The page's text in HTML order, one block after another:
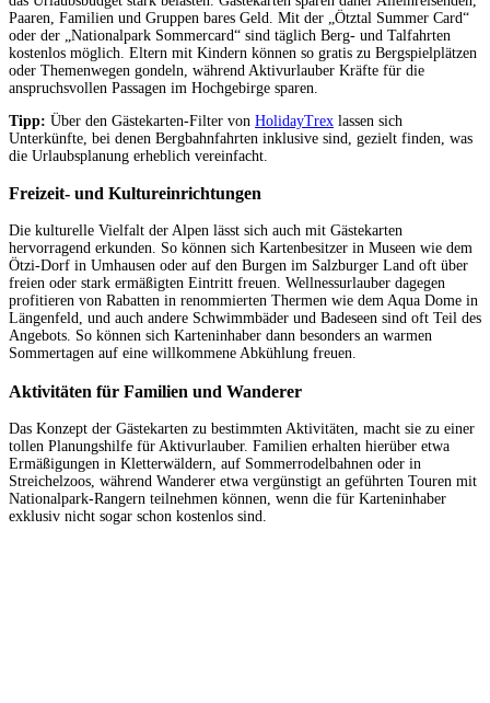
Paaren, Familien und Gruppen bares Geld. Mit der „Ötztal Summer Card“
oder der „Nationalpark Sommercard“ sind täglich Berg- und Talfahrten
kostenlos möglich. Eltern mit Kindern können so gratis zu Bergspielplätzen
oder Themenwegen gondeln, während Aktivurlauber Kräfte für die
anspruchsvollen Passagen im Hochgebirge sparen.
Tipp: Über den Gästekarten-Filter von HolidayTrex lassen sich
Unterkünfte, bei denen Bergbahnfahrten inklusive sind, gezielt finden, was
die Urlaubsplanung erheblich vereinfacht.
Freizeit- und Kultureinrichtungen
Die kulturelle Vielfalt der Alpen lässt sich auch mit Gästekarten
hervorragend erkunden. So können sich Kartenbesitzer in Museen wie dem
Ötzi-Dorf in Umhausen oder auf den Burgen im Salzburger Land oft über
freien oder stark ermäßigten Eintritt freuen. Wellnessurlauber dagegen
profitieren von Rabatten in renommierten Thermen wie dem Aqua Dome in
Längenfeld, und auch andere Schwimmbäder und Badeseen sind oft Teil des
Angebots. So können sich Karteninhaber dann besonders an warmen
Sommertagen auf eine willkommene Abkühlung freuen.
Aktivitäten für Familien und Wanderer
Das Konzept der Gästekarten zu bestimmten Aktivitäten, macht sie zu einer
tollen Planungshilfe für Aktivurlauber. Familien erhalten hierüber etwa
Ermäßigungen in Kletterwäldern, auf Sommerrodelbahnen oder in
Streichelzoos, während Wanderer etwa vergünstigt an geführten Touren mit
Nationalpark-Rangern teilnehmen können, wenn die für Karteninhaber
exklusiv nicht sogar schon kostenlos sind.